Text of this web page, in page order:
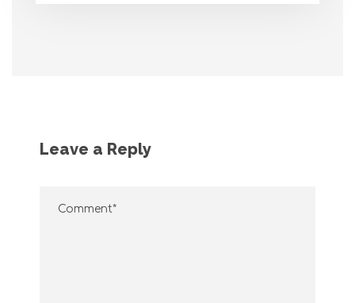
Leave a Reply